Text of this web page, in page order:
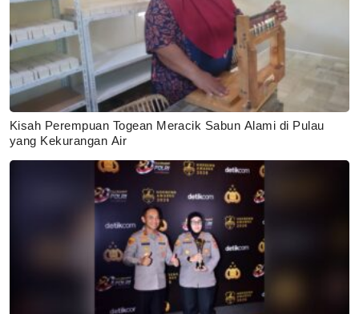
Kisah Perempuan Togean Meracik Sabun Alami di Pulau
yang Kekurangan Air